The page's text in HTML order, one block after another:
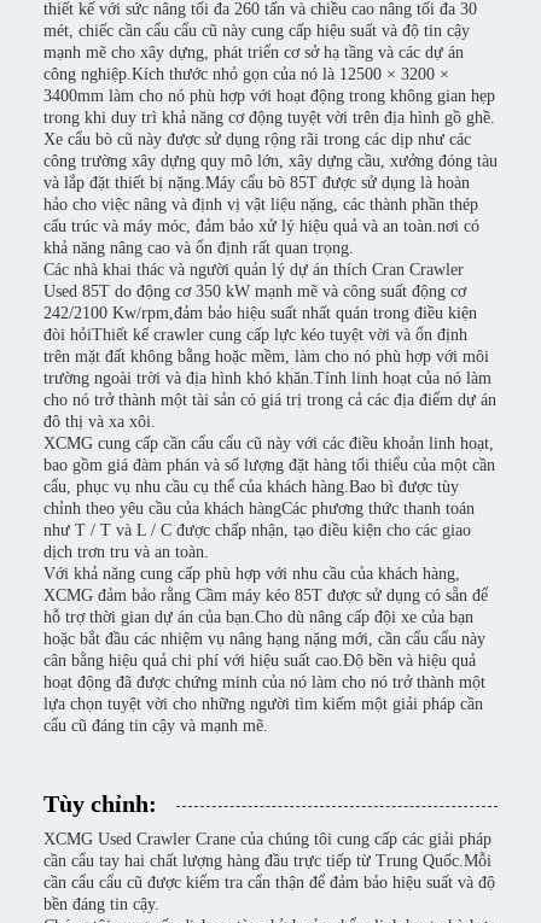
thiết kế với sức nâng tối đa 260 tấn và chiều cao nâng tối đa 30
mét, chiếc cần cẩu cẩu cũ này cung cấp hiệu suất và độ tin cậy
mạnh mẽ cho xây dựng, phát triển cơ sở hạ tầng và các dự án
công nghiệp.Kích thước nhỏ gọn của nó là 12500 × 3200 ×
3400mm làm cho nó phù hợp với hoạt động trong không gian hẹp
trong khi duy trì khả năng cơ động tuyệt vời trên địa hình gồ ghề.
Xe cẩu bò cũ này được sử dụng rộng rãi trong các dịp như các
công trường xây dựng quy mô lớn, xây dựng cầu, xưởng đóng tàu
và lắp đặt thiết bị nặng.Máy cẩu bò 85T được sử dụng là hoàn
hảo cho việc nâng và định vị vật liệu nặng, các thành phần thép
cấu trúc và máy móc, đảm bảo xử lý hiệu quả và an toàn.nơi có
khả năng nâng cao và ổn định rất quan trọng.
Các nhà khai thác và người quản lý dự án thích Cran Crawler
Used 85T do động cơ 350 kW mạnh mẽ và công suất động cơ
242/2100 Kw/rpm,đảm bảo hiệu suất nhất quán trong điều kiện
đòi hỏiThiết kế crawler cung cấp lực kéo tuyệt vời và ổn định
trên mặt đất không bằng hoặc mềm, làm cho nó phù hợp với môi
trường ngoài trời và địa hình khó khăn.Tính linh hoạt của nó làm
cho nó trở thành một tài sản có giá trị trong cả các địa điểm dự án
đô thị và xa xôi.
XCMG cung cấp cần cẩu cẩu cũ này với các điều khoản linh hoạt,
bao gồm giá đàm phán và số lượng đặt hàng tối thiểu của một cần
cẩu, phục vụ nhu cầu cụ thể của khách hàng.Bao bì được tùy
chỉnh theo yêu cầu của khách hàngCác phương thức thanh toán
như T / T và L / C được chấp nhận, tạo điều kiện cho các giao
dịch trơn tru và an toàn.
Với khả năng cung cấp phù hợp với nhu cầu của khách hàng,
XCMG đảm bảo rằng Cầm máy kéo 85T được sử dụng có sẵn để
hỗ trợ thời gian dự án của bạn.Cho dù nâng cấp đội xe của bạn
hoặc bắt đầu các nhiệm vụ nâng hạng nặng mới, cần cẩu cẩu này
cân bằng hiệu quả chi phí với hiệu suất cao.Độ bền và hiệu quả
hoạt động đã được chứng minh của nó làm cho nó trở thành một
lựa chọn tuyệt vời cho những người tìm kiếm một giải pháp cần
cẩu cũ đáng tin cậy và mạnh mẽ.
Tùy chỉnh:
XCMG Used Crawler Crane của chúng tôi cung cấp các giải pháp
cần cẩu tay hai chất lượng hàng đầu trực tiếp từ Trung Quốc.Mỗi
cần cẩu cẩu cũ được kiểm tra cẩn thận để đảm bảo hiệu suất và độ
bền đáng tin cậy.